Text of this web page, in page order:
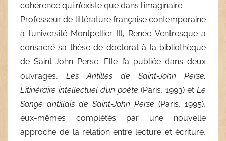
cohérence qui n’existe que dans l’imaginaire.
Professeur de littérature française contemporaine
à l’université Montpellier III, Renée Ventresquea
consacré sa thèse de doctorat à la bibliothèque
de Saint-John Perse. Elle l’a publiée dans deux
ouvrages, Les Antilles de Saint-John Perse.
L’itinéraire intellectuel d’un poète (Paris, 1993) et Le
Songe antillais de Saint-John Perse (Paris, 1995),
eux-mêmes complétés par une nouvelle
approche de la relation entre lecture et écriture,